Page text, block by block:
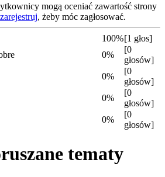
mogą oceniać zawartość strony
zarejestruj, żeby móc zagłosować.
100%[1 głos]
0%
[0
głosów]
0%
[0
głosów]
0%
[0
głosów]
0%
[0
głosów]
tematy